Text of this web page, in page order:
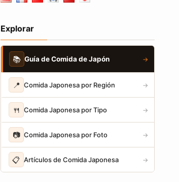
Explorar
📚 Guía de Comida de Japón →
📍 Comida Japonesa por Región →
🍴 Comida Japonesa por Tipo →
📷 Comida Japonesa por Foto →
📋 Artículos de Comida Japonesa →